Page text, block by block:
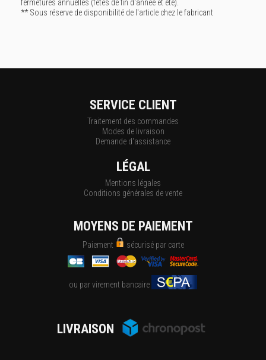
fermetures annuelles (fêtes de fin d'année et été).
** Sous réserve de disponibilité de l'article chez le fabricant
SERVICE CLIENT
Traitement des commandes
Modes de livraison
Demande d'assistance
LÉGAL
Mentions légales
Conditions générales de vente
MOYENS DE PAIEMENT
Paiement sécurisé par carte
ou par virement bancaire
LIVRAISON